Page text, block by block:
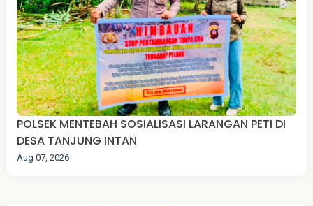
POLSEK MENTEBAH SOSIALISASI LARANGAN PETI DI
DESA TANJUNG INTAN
Aug 07, 2026